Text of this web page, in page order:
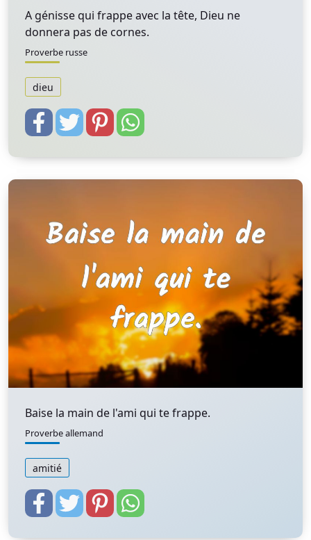
A génisse qui frappe avec la tête, Dieu ne
donnera pas de cornes.
Proverbe russe
dieu
Baise la main de l'ami qui te frappe.
Proverbe allemand
amitié